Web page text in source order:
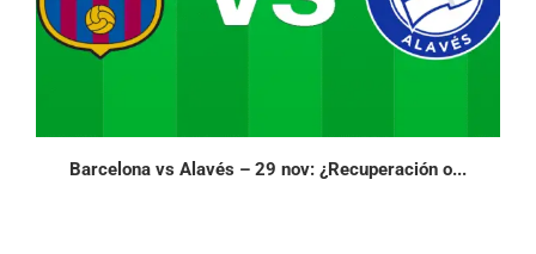
Barcelona vs Alavés – 29 nov: ¿Recuperación o...